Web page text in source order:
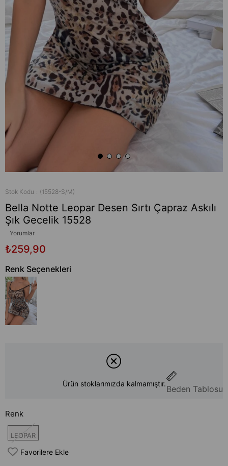
Stok Kodu (15528-S/M)
Bella Notte Leopar Desen Sırtı Çapraz Askılı
Şık Gecelik 15528
Yorumlar
₺259,90
Renk Seçenekleri
Tükendi
Beden Tablosu
Ürün stoklarımızda kalmamıştır.
Renk
LEOPAR
Favorilere Ekle